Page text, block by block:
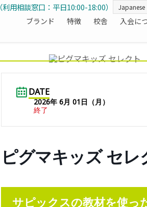
ブランド 特徴 校舎 入会に
（利用相談窓口：平日10:00-18:00）
DATE
2026年 6月 01日（月）
終了
ピグマキッズ セレ
サピックスの教材を使っ